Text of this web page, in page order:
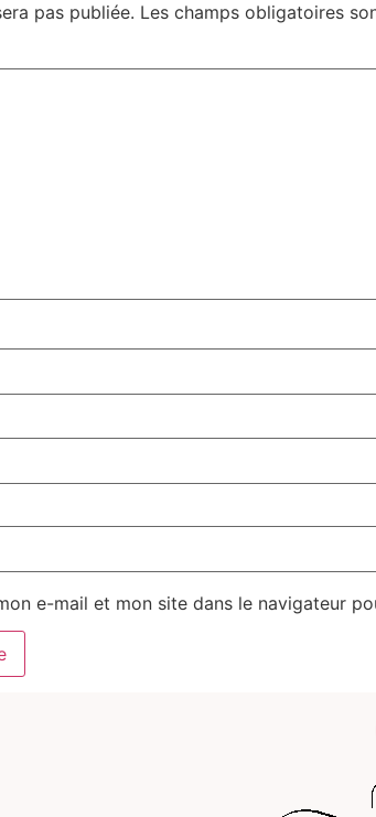
pas publiée. Les champs obligatoires
e-mail et mon site dans le navigateur